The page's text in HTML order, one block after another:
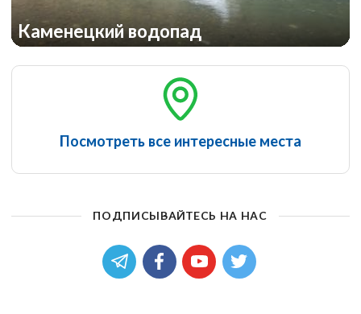
Каменецкий водопад
Посмотреть все интересные места
ПОДПИСЫВАЙТЕСЬ НА НАС